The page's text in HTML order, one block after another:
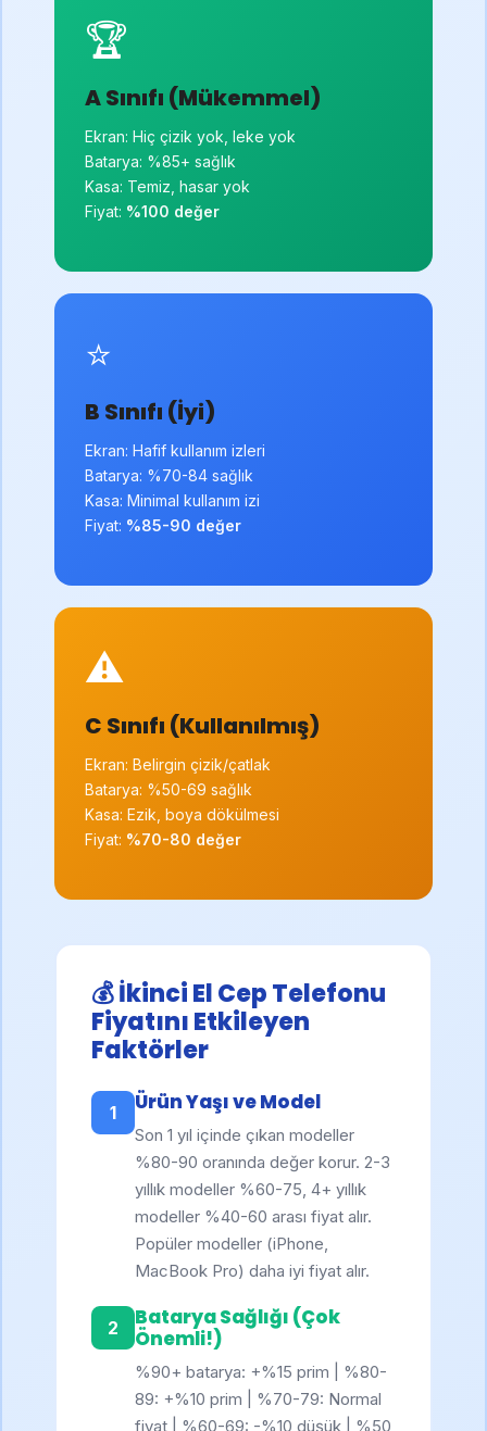
🏆
A Sınıfı (Mükemmel)
Ekran: Hiç çizik yok, leke yok
Batarya: %85+ sağlık
Kasa: Temiz, hasar yok
Fiyat: %100 değer
⭐
B Sınıfı (İyi)
Ekran: Hafif kullanım izleri
Batarya: %70-84 sağlık
Kasa: Minimal kullanım izi
Fiyat: %85-90 değer
⚠️
C Sınıfı (Kullanılmış)
Ekran: Belirgin çizik/çatlak
Batarya: %50-69 sağlık
Kasa: Ezik, boya dökülmesi
Fiyat: %70-80 değer
💰 İkinci El Cep Telefonu
Fiyatını Etkileyen
Faktörler
1 Ürün Yaşı ve Model
Son 1 yıl içinde çıkan modeller
%80-90 oranında değer korur. 2-3
yıllık modeller %60-75, 4+ yıllık
modeller %40-60 arası fiyat alır.
Popüler modeller (iPhone,
MacBook Pro) daha iyi fiyat alır.
2
Batarya Sağlığı (Çok
Önemli!)
%90+ batarya: +%15 prim | %80-
89: +%10 prim | %70-79: Normal
fiyat | %60-69: -%10 düşük | %50